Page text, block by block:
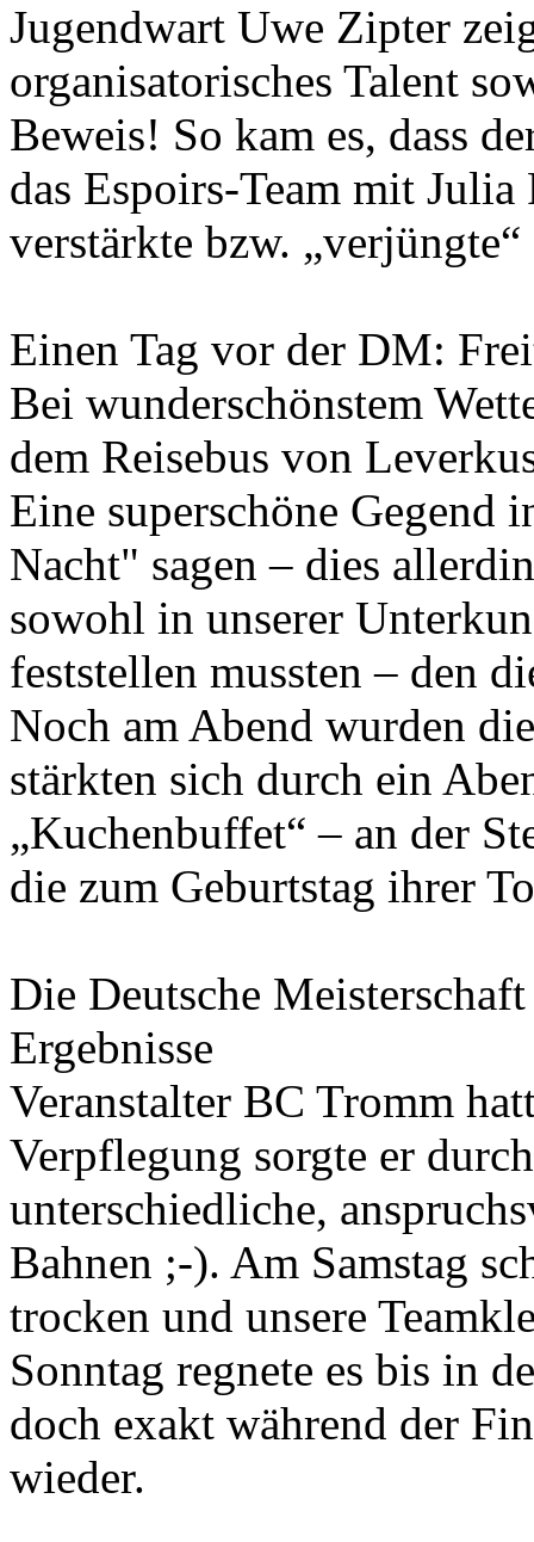
Jugendwart Uwe Zipter
organisatorisches Talent
Beweis! So kam es, dass
das Espoirs-Team mit
verstärkte bzw.
Einen Tag vor der DM:
Bei wunderschönstem
dem Reisebus von
Eine superschöne Gegend
Nacht" sagen – dies
sowohl in unserer
feststellen mussten – den
Noch am Abend wurden
stärkten sich durch ein
„Kuchenbuffet“ – an der
die zum Geburtstag ihrer
Die Deutsche
Ergebnisse
Veranstalter BC Tromm
Verpflegung sorgte er
unterschiedliche,
Bahnen ;-). Am Samstag
trocken und unsere
Sonntag regnete es bis in
doch exakt während der
wieder.